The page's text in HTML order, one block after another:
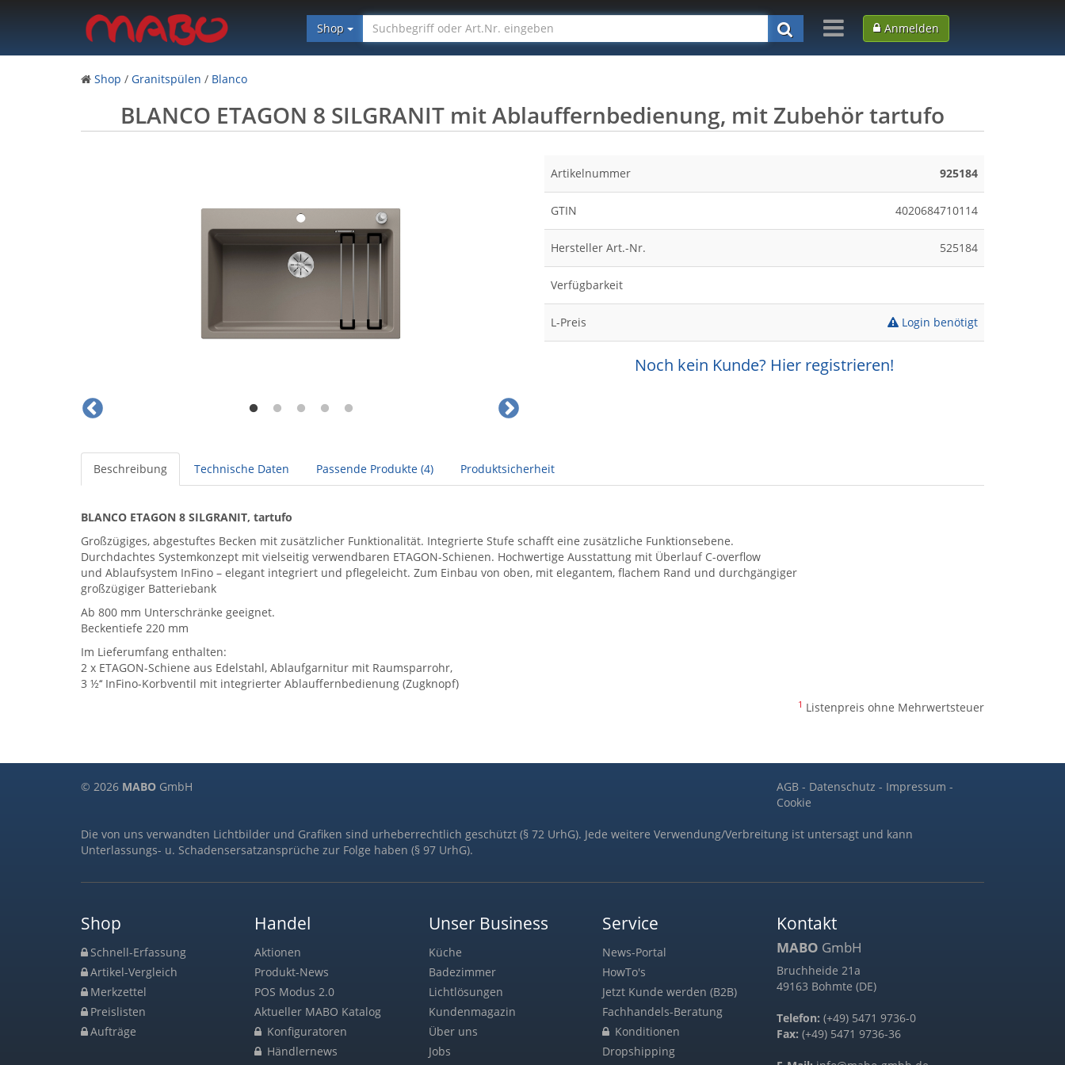
Shop Anmelden
Shop / Granitspülen / Blanco
BLANCO ETAGON 8 SILGRANIT mit Ablauffernbedienung, mit Zubehör tartufo
Artikelnummer 925184
GTIN 4020684710114
Hersteller Art.-Nr. 525184
Verfügbarkeit
L-Preis Login benötigt
Noch kein Kunde? Hier registrieren!
Beschreibung Technische Daten Passende Produkte (4) Produktsicherheit
BLANCO ETAGON 8 SILGRANIT, tartufo
Großzügiges, abgestuftes Becken mit zusätzlicher Funktionalität. Integrierte Stufe schafft eine zusätzliche Funktionsebene.
Durchdachtes Systemkonzept mit vielseitig verwendbaren ETAGON-Schienen. Hochwertige Ausstattung mit Überlauf C-overflow
und Ablaufsystem InFino – elegant integriert und pflegeleicht. Zum Einbau von oben, mit elegantem, flachem Rand und durchgängiger
großzügiger Batteriebank
Ab 800 mm Unterschränke geeignet.
Beckentiefe 220 mm
Im Lieferumfang enthalten:
2 x ETAGON-Schiene aus Edelstahl, Ablaufgarnitur mit Raumsparrohr,
3 ½‘‘ InFino-Korbventil mit integrierter Ablauffernbedienung (Zugknopf)
1 Listenpreis ohne Mehrwertsteuer
© 2026 MABO GmbH AGB- Datenschutz - Impressum -
Cookie
Die von uns verwandten Lichtbilder und Grafiken sind urheberrechtlich geschützt (§ 72 UrhG). Jede weitere Verwendung/Verbreitung ist untersagt und kann
Unterlassungs- u. Schadensersatzansprüche zur Folge haben (§ 97 UrhG).
Shop
Schnell-Erfassung
Artikel-Vergleich
Merkzettel
Preislisten
Aufträge
Handel
Aktionen
Produkt-News
POS Modus 2.0
Aktueller MABO Katalog
Konfiguratoren
Händlernews
Unser Business
Küche
Badezimmer
Lichtlösungen
Kundenmagazin
Über uns
Jobs
Service
News-Portal
HowTo's
Jetzt Kunde werden (B2B)
Fachhandels-Beratung
Konditionen
Dropshipping
Kontakt
MABO GmbH
Bruchheide 21a
49163 Bohmte (DE)
Telefon: (+49) 5471 9736-0
Fax: (+49) 5471 9736-36